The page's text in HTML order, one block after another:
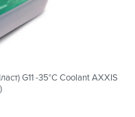
G11 -35°С Сoolant AXXIS